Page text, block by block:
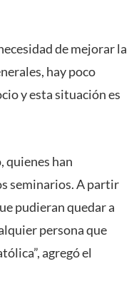
de mejorar la
hay poco
y esta situación es
quienes han
seminarios. A partir
pudieran quedar a
persona que
agregó el